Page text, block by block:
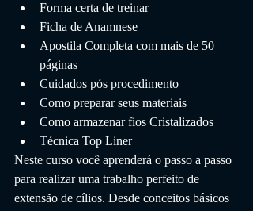
Forma certa de treinar
Ficha de Anamnese
Apostila Completa com mais de 50
páginas
Cuidados pós procedimento
Como preparar seus materiais
Como armazenar fios Cristalizados
Técnica Top Liner
Neste curso você aprenderá o passo a passo
para realizar uma trabalho perfeito de
extensão de cílios. Desde conceitos básicos